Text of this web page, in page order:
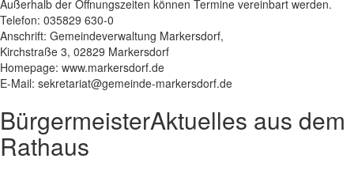
Außerhalb der Öffnungszeiten können Termine vereinbart werden.
Telefon: 035829 630-0
Anschrift: Gemeindeverwaltung Markersdorf,
Kirchstraße 3, 02829 Markersdorf
Homepage: www.markersdorf.de
E-Mail: sekretariat@gemeinde-markersdorf.de
BürgermeisterAktuelles aus dem
Rathaus